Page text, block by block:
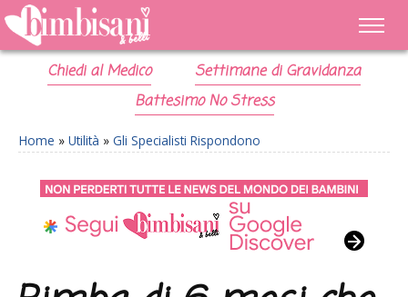
Chiedi al Medico
Settimane di Gravidanza
Battesimo No Stress
Home » Utilità » Gli Specialisti Rispondono